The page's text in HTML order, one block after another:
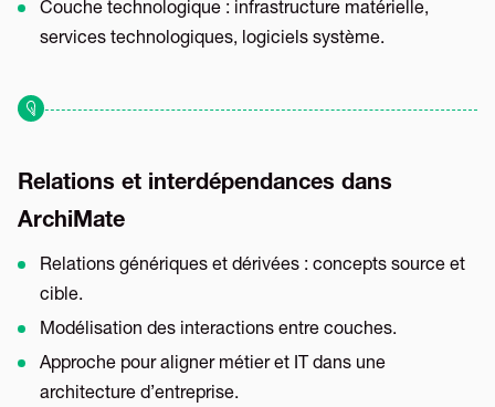
Couche technologique : infrastructure matérielle,
services technologiques, logiciels système.
Relations et interdépendances dans
ArchiMate
Relations génériques et dérivées : concepts source et
cible.
Modélisation des interactions entre couches.
Approche pour aligner métier et IT dans une
architecture d’entreprise.